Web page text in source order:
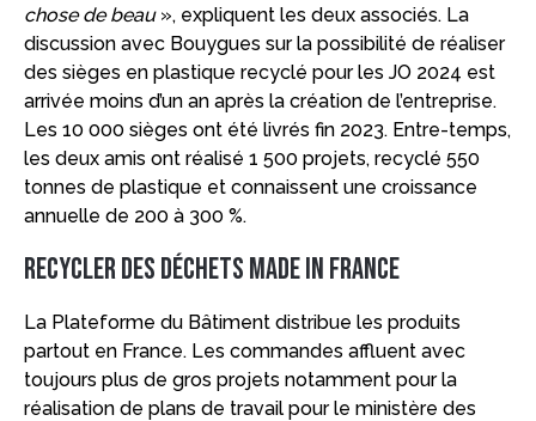
chose de beau», expliquent les deux associés. La
discussion avec Bouygues sur la possibilité de réaliser
des sièges en plastique recyclé pour les JO 2024 est
arrivée moins d’un an après la création de l’entreprise.
Les 10 000 sièges ont été livrés fin 2023. Entre-temps,
les deux amis ont réalisé 1 500 projets, recyclé 550
tonnes de plastique et connaissent une croissance
annuelle de 200 à 300 %.
Recycler des déchets Made in France
La Plateforme du Bâtiment distribue les produits
partout en France. Les commandes affluent avec
toujours plus de gros projets notamment pour la
réalisation de plans de travail pour le ministère des